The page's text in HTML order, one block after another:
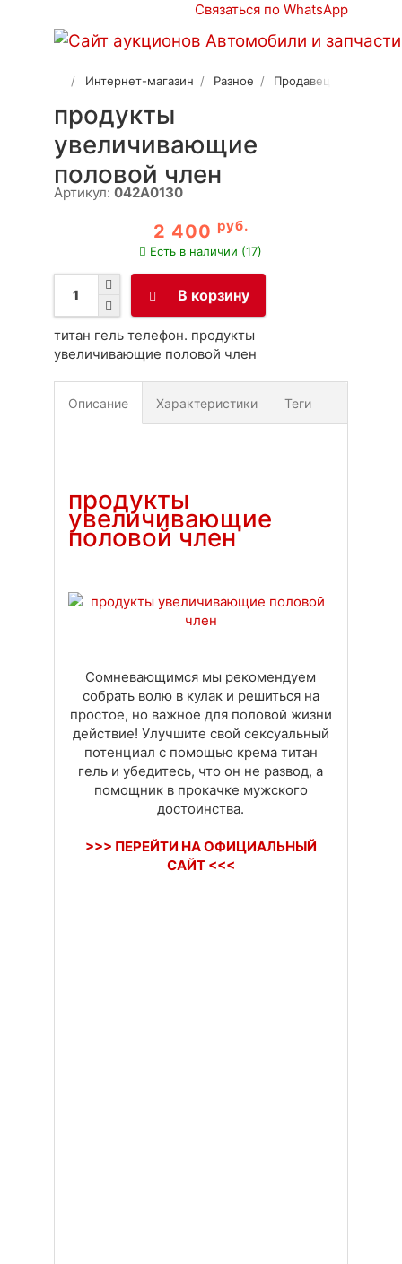
Связаться по WhatsApp
Интернет-магазин Разное Продавец 2
продукты
увеличивающие
половой член
Артикул: 042A0130
2 400 руб.
Есть в наличии (17)
В корзину
титан гель телефон. продукты
увеличивающие половой член
Описание Характеристики Теги
продукты
увеличивающие
половой член
Сомневающимся мы рекомендуем
собрать волю в кулак и решиться на
простое, но важное для половой жизни
действие! Улучшите свой сексуальный
потенциал с помощью крема титан
гель и убедитесь, что он не развод, а
помощник в прокачке мужского
достоинства.
>>> ПЕРЕЙТИ НА ОФИЦИАЛЬНЫЙ
САЙТ <<<